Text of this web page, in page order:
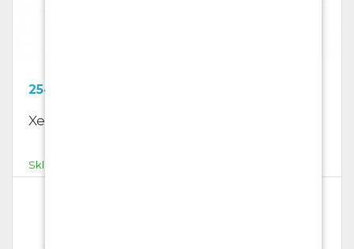
Skladem
254.1
Xerografický papír SKY BASIC